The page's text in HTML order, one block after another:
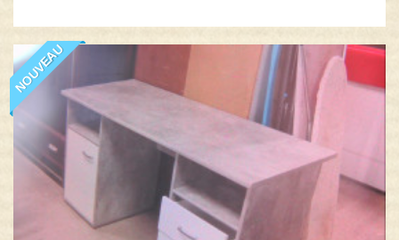
NOUVEAU